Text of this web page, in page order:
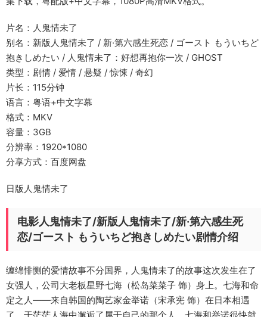
片名：人鬼情未了
别名：新版人鬼情未了 / 新·第六感生死恋 / ゴースト もういちど
抱きしめたい / 人鬼情未了：好想再抱你一次 / GHOST
类型：剧情 / 爱情 / 悬疑 / 惊悚 / 奇幻
片长：115分钟
语言：粤语+中文字幕
格式：MKV
容量：3GB
分辨率：1920*1080
分享方式：百度网盘
日版人鬼情未了
电影人鬼情未了/新版人鬼情未了/新·第六感生死
恋/ゴースト もういちど抱きしめたい剧情介绍
缠绵悱恻的爱情故事不分国界，人鬼情未了的故事这次发生在了
女强人，公司大老板星野七海（松岛菜菜子 饰）身上。七海和命
定之人——来自韩国的陶艺家金举诺（宋承宪 饰）在日本相遇